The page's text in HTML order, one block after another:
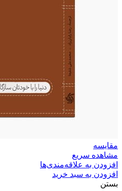
مقایسه
مشاهده سریع
افزودن به علاقه‌مندی‌ها
افزودن به سبد خرید
بستن